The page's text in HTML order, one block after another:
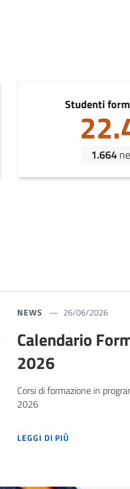
Studenti
1.664
NEWS 26/06/2026
Calendario
2026
Corsi di formazione in
2026
LEGGI DI PIÙ